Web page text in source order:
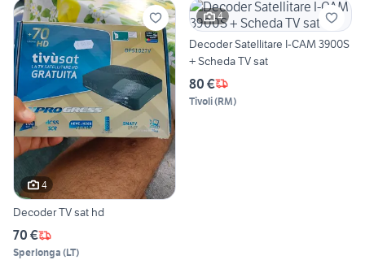
4
Decoder TV sat hd
70 €
Sperlonga (LT)
4
Decoder Satellitare I-CAM 3900S
+ Scheda TV sat
80 €
Tivoli(RM)